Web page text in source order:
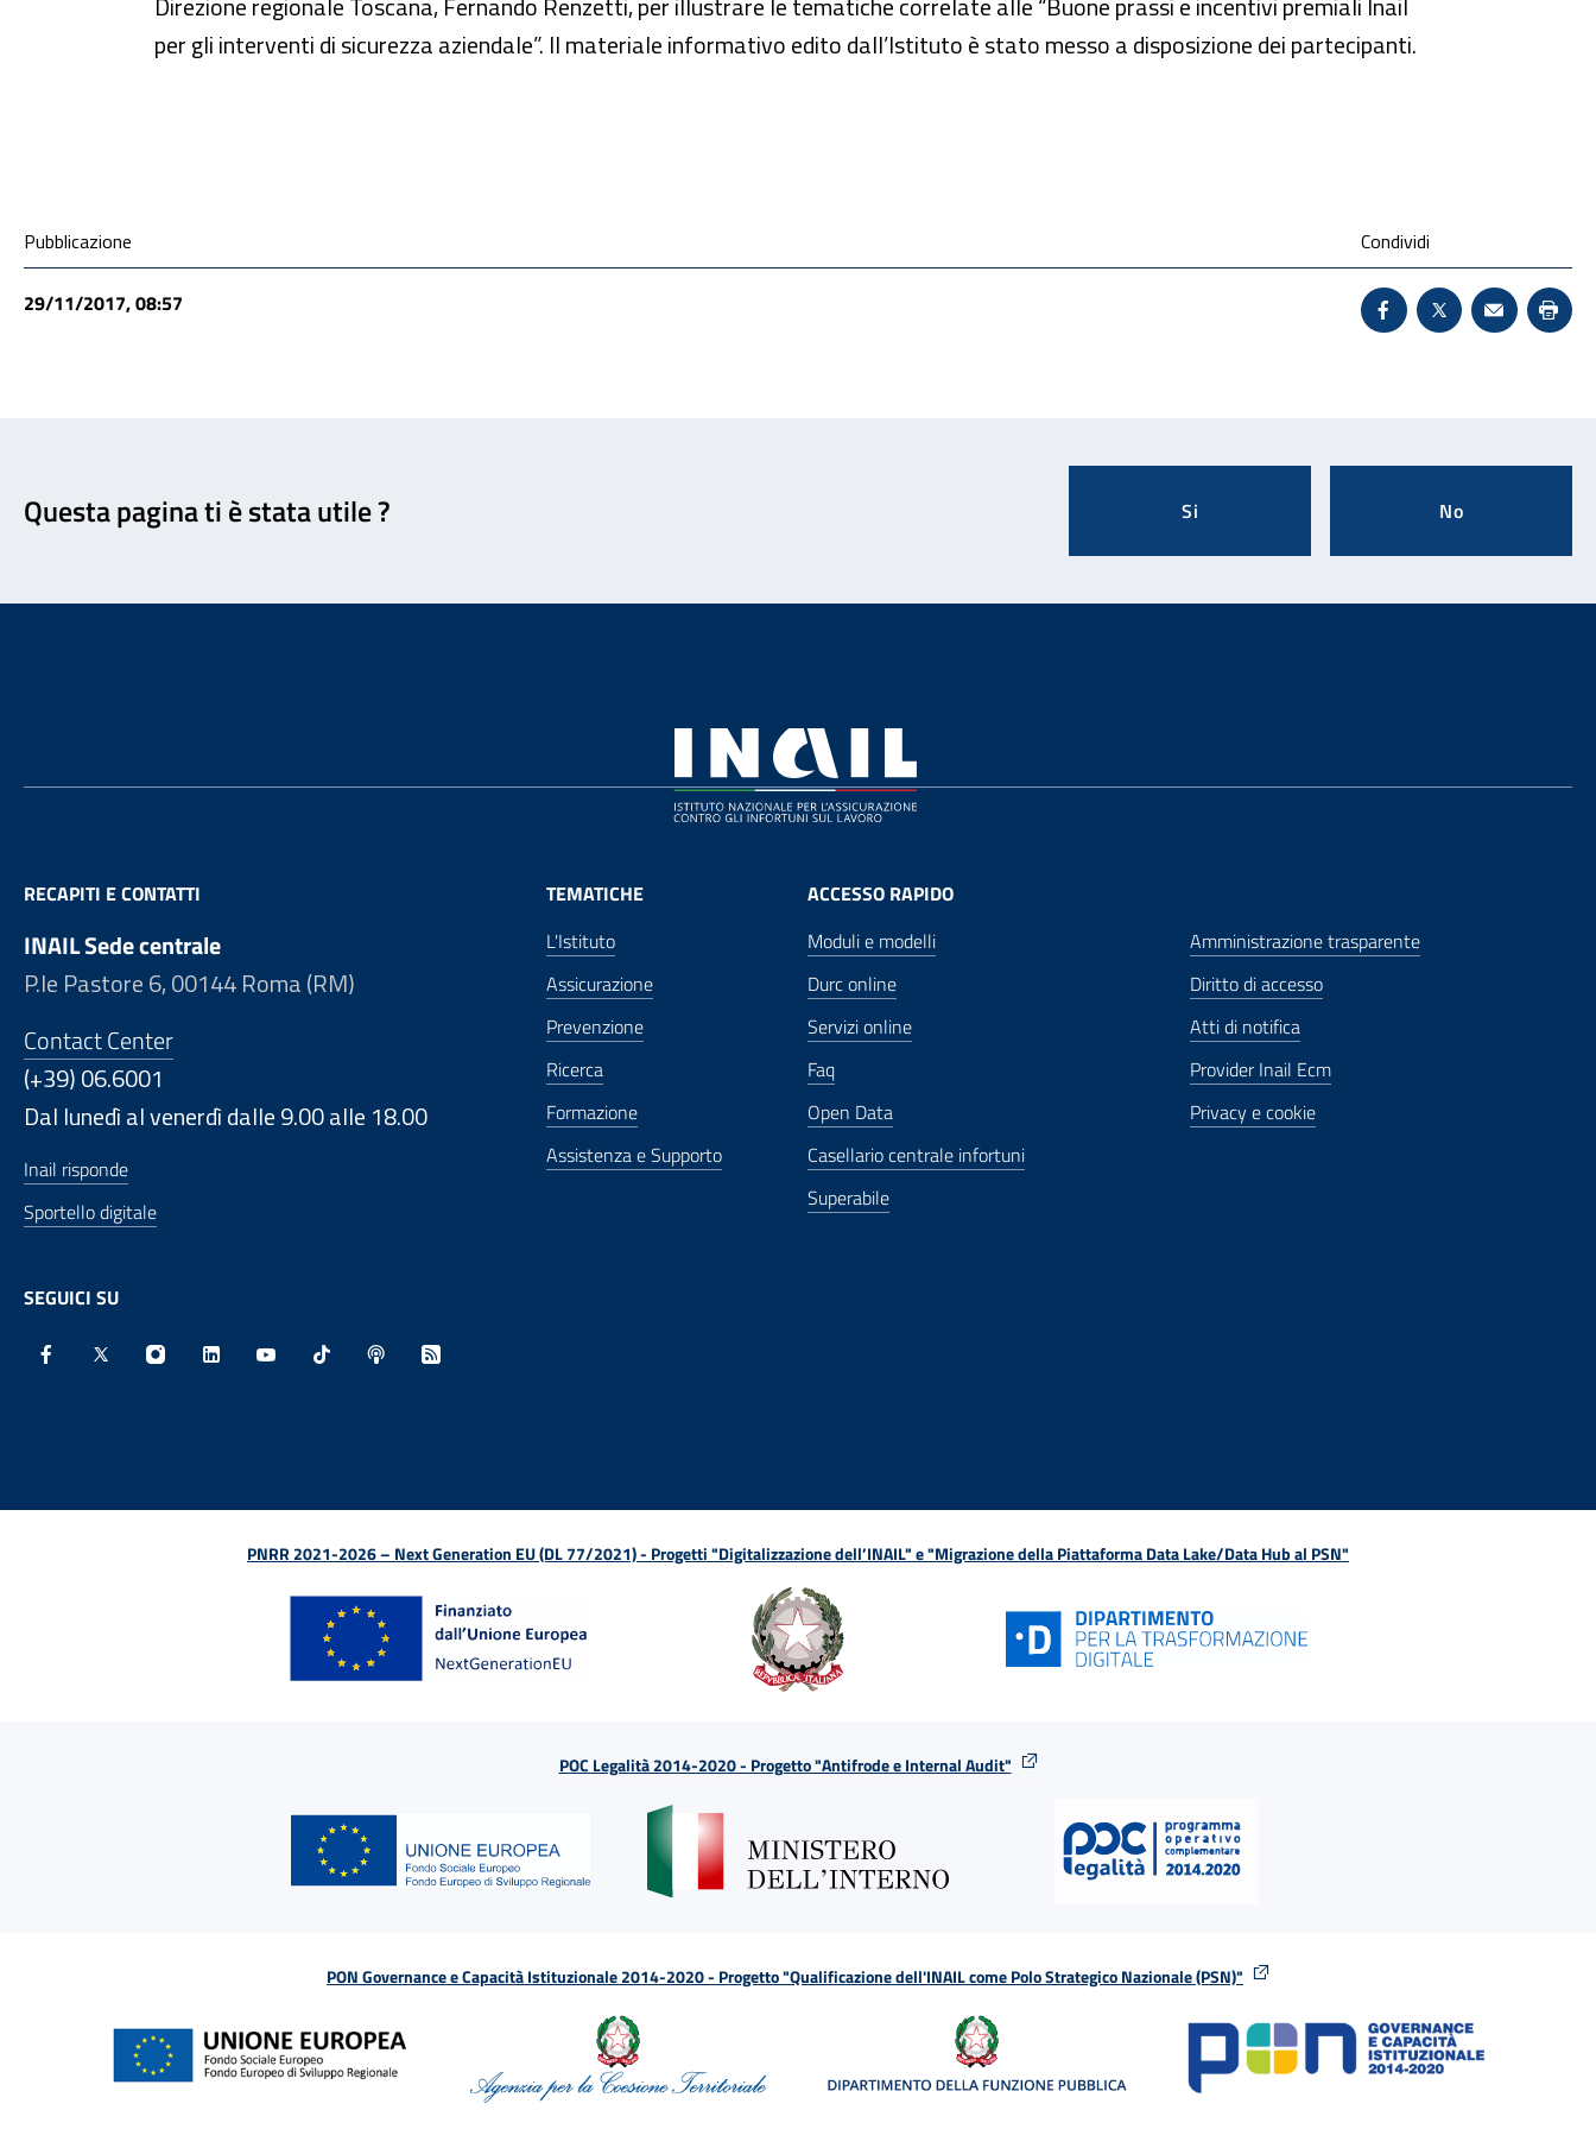
per gli interventi di sicurezza aziendale”. Il materiale informativo edito dall’Istituto è stato messo a disposizione dei partecipanti.
Condivisione social
Pubblicazione
29/11/2017, 08:57
Condividi
Condividi su
X - Sito esterno
Invio Mail:
Questa pagina ti è stata utile ?
Si No
RECAPITI E CONTATTI
INAIL Sede centrale
P.le Pastore 6, 00144 Roma (RM)
Contact Center
(+39) 06.6001
Dal lunedì al venerdì dalle 9.00 alle 18.00
Inail risponde
Sportello digitale
SEGUICI SU
TEMATICHE
L'Istituto
Assicurazione
Prevenzione
Ricerca
Formazione
Assistenza e Supporto
ACCESSO RAPIDO
Moduli e modelli
Durc online
Servizi online
Faq
Open Data
Casellario centrale infortuni
Superabile
Amministrazione trasparente
Diritto di accesso
Atti di notifica
Provider Inail Ecm
Privacy e cookie
PNRR 2021-2026 – Next Generation EU (DL 77/2021) - Progetti "Digitalizzazione dell’INAIL" e "Migrazione della Piattaforma Data Lake/Data Hub al PSN"
POC Legalità 2014-2020 - Progetto "Antifrode e Internal Audit"
PON Governance e Capacità Istituzionale 2014-2020 - Progetto "Qualificazione dell'INAIL come Polo Strategico Nazionale (PSN)"